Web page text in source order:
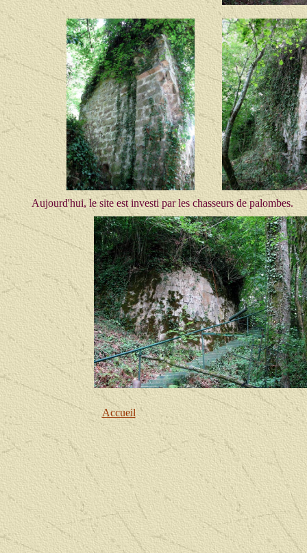
Aujourd'hui, le site est investi par les chasseurs de palombes.
Accueil